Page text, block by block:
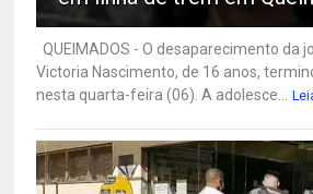
QUEIMADOS - O desaparecimento da
Victoria Nascimento, de 16 anos,
nesta quarta-feira (06). A adolesce...